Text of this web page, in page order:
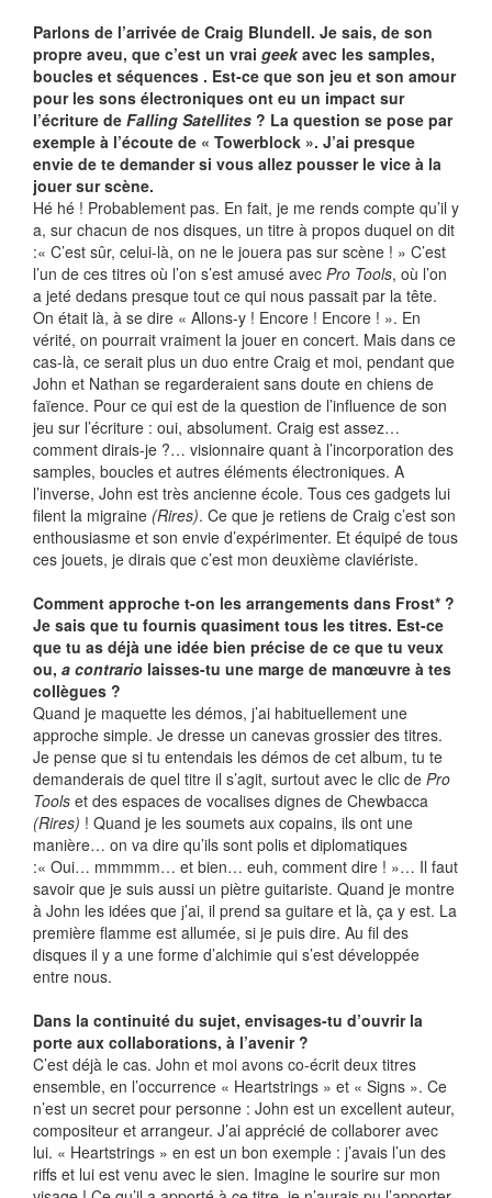
Parlons de l’arrivée de Craig Blundell. Je sais, de son
propre aveu, que c’est un vrai geekavec les samples,
boucles et séquences . Est-ce que son jeu et son amour
pour les sons électroniques ont eu un impact sur
l’écriture de Falling Satellites ? La question se pose par
exemple à l’écoute de « Towerblock ». J’ai presque
envie de te demander si vous allez pousser le vice à la
jouer sur scène.
Hé hé ! Probablement pas. En fait, je me rends compte qu’il y
a, sur chacun de nos disques, un titre à propos duquel on dit
:« C’est sûr, celui-là, on ne le jouera pas sur scène ! » C’est
l’un de ces titres où l’on s’est amusé avec Pro Tools, où l’on
a jeté dedans presque tout ce qui nous passait par la tête.
On était là, à se dire « Allons-y ! Encore ! Encore ! ». En
vérité, on pourrait vraiment la jouer en concert. Mais dans ce
cas-là, ce serait plus un duo entre Craig et moi, pendant que
John et Nathan se regarderaient sans doute en chiens de
faïence. Pour ce qui est de la question de l’influence de son
jeu sur l’écriture : oui, absolument. Craig est assez…
comment dirais-je ?… visionnaire quant à l’incorporation des
samples, boucles et autres éléments électroniques. A
l’inverse, John est très ancienne école. Tous ces gadgets lui
filent la migraine (Rires). Ce que je retiens de Craig c’est son
enthousiasme et son envie d’expérimenter. Et équipé de tous
ces jouets, je dirais que c’est mon deuxième claviériste.
Comment approche t-on les arrangements dans Frost* ?
Je sais que tu fournis quasiment tous les titres. Est-ce
que tu as déjà une idée bien précise de ce que tu veux
ou, a contrario laisses-tu une marge de manœuvre à tes
collègues ?
Quand je maquette les démos, j’ai habituellement une
approche simple. Je dresse un canevas grossier des titres.
Je pense que si tu entendais les démos de cet album, tu te
demanderais de quel titre il s’agit, surtout avec le clic de Pro
Tools et des espaces de vocalises dignes de Chewbacca
(Rires) ! Quand je les soumets aux copains, ils ont une
manière… on va dire qu’ils sont polis et diplomatiques
:« Oui… mmmmm… et bien… euh, comment dire ! »… Il faut
savoir que je suis aussi un piètre guitariste. Quand je montre
à John les idées que j’ai, il prend sa guitare et là, ça y est. La
première flamme est allumée, si je puis dire. Au fil des
disques il y a une forme d’alchimie qui s’est développée
entre nous.
Dans la continuité du sujet, envisages-tu d’ouvrir la
porte aux collaborations, à l’avenir ?
C’est déjà le cas. John et moi avons co-écrit deux titres
ensemble, en l’occurrence « Heartstrings » et « Signs ». Ce
n’est un secret pour personne : John est un excellent auteur,
compositeur et arrangeur. J’ai apprécié de collaborer avec
lui. « Heartstrings » en est un bon exemple : j’avais l’un des
riffs et lui est venu avec le sien. Imagine le sourire sur mon